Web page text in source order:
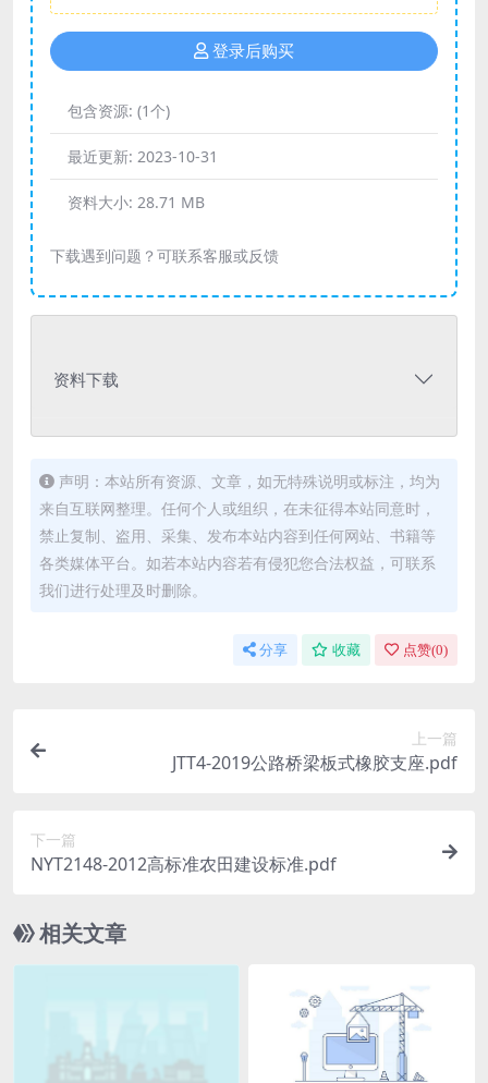
登录后购买
包含资源: (1个)
最近更新: 2023-10-31
资料大小: 28.71 MB
下载遇到问题？可联系客服或反馈
资料下载
声明：本站所有资源、文章，如无特殊说明或标注，均为
来自互联网整理。任何个人或组织，在未征得本站同意时，
禁止复制、盗用、采集、发布本站内容到任何网站、书籍等
各类媒体平台。如若本站内容若有侵犯您合法权益，可联系
我们进行处理及时删除。
分享 收藏 点赞(0)
上一篇
JTT4-2019公路桥梁板式橡胶支座.pdf
下一篇
NYT2148-2012高标准农田建设标准.pdf
相关文章